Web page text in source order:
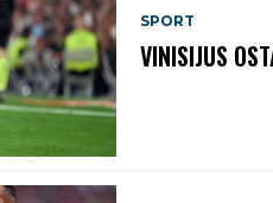
SPORT
VINISIJUS